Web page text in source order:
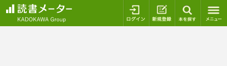
ログイン 新規登録